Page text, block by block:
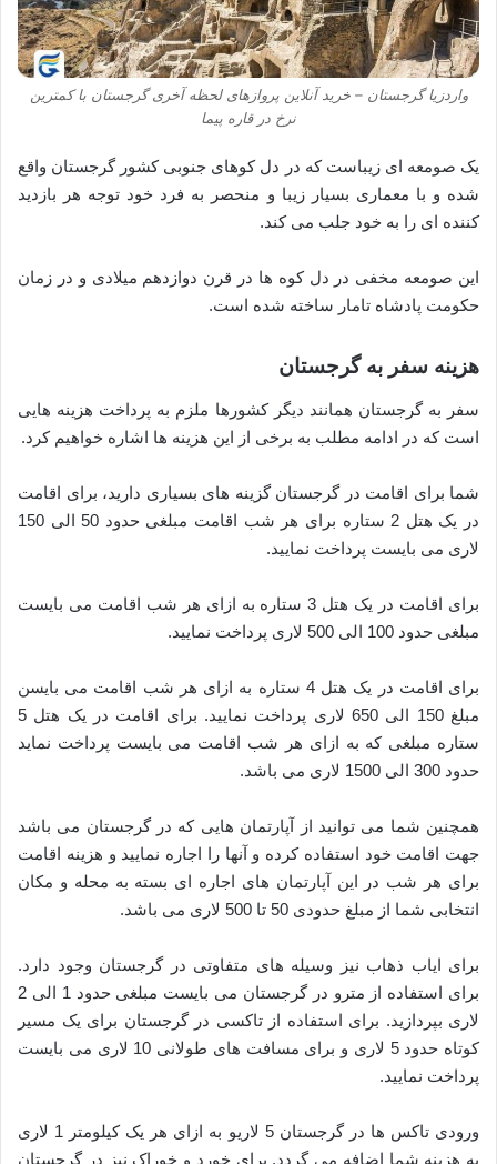
واردزیا گرجستان – خرید آنلاین پروازهای لحظه آخری گرجستان با کمترین
نرخ در قاره پیما
یک صومعه ای زیباست که در دل کوهای جنوبی کشور گرجستان واقع
شده و با معماری بسیار زیبا و منحصر به فرد خود توجه هر بازدید
کننده ای را به خود جلب می کند.
این صومعه مخفی در دل کوه ها در قرن دوازدهم میلادی و در زمان
حکومت پادشاه تامار ساخته شده است.
هزینه سفر به گرجستان
سفر به گرجستان همانند دیگر کشورها ملزم به پرداخت هزینه هایی
است که در ادامه مطلب به برخی از این هزینه ها اشاره خواهیم کرد.
شما برای اقامت در گرجستان گزینه های بسیاری دارید، برای اقامت
در یک هتل 2 ستاره برای هر شب اقامت مبلغی حدود 50 الی 150
لاری می بایست پرداخت نمایید.
برای اقامت در یک هتل 3 ستاره به ازای هر شب اقامت می بایست
مبلغی حدود 100 الی 500 لاری پرداخت نمایید.
برای اقامت در یک هتل 4 ستاره به ازای هر شب اقامت می بایسن
مبلغ 150 الی 650 لاری پرداخت نمایید. برای اقامت در یک هتل 5
ستاره مبلغی که به ازای هر شب اقامت می بایست پرداخت نماید
حدود 300 الی 1500 لاری می باشد.
همچنین شما می توانید از آپارتمان هایی که در گرجستان می باشد
جهت اقامت خود استفاده کرده و آنها را اجاره نمایید و هزینه اقامت
برای هر شب در این آپارتمان های اجاره ای بسته به محله و مکان
انتخابی شما از مبلغ حدودی 50 تا 500 لاری می باشد.
برای ایاب ذهاب نیز وسیله های متفاوتی در گرجستان وجود دارد.
برای استفاده از مترو در گرجستان می بایست مبلغی حدود 1 الی 2
لاری بپردازید. برای استفاده از تاکسی در گرجستان برای یک مسیر
کوتاه حدود 5 لاری و برای مسافت های طولانی 10 لاری می بایست
پرداخت نمایید.
ورودی تاکس ها در گرجستان 5 لاریو به ازای هر یک کیلومتر 1 لاری
به هزینه شما اضافه می گردد. برای خورد و خوراک نیز در گرجستان